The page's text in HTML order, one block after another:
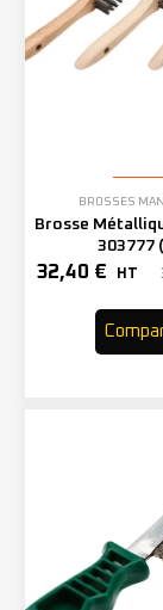
BROSSES
Brosse
303777
32,40 € HT